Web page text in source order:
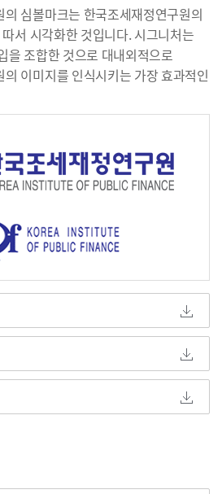
심볼마크는 한국조세재정연구원의
서 시각화한 것입니다. 시그니처는
을 조합한 것으로 대내외적으로
이미지를 인식시키는 가장 효과적인